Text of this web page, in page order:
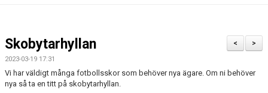
KLUBBSHOP
KALENDER
>
<
Skobytarhyllan
2023-03-19 17:31
Vi har väldigt många fotbollsskor som behöver nya ägare. Om ni behöver
nya så ta en titt på skobytarhyllan.